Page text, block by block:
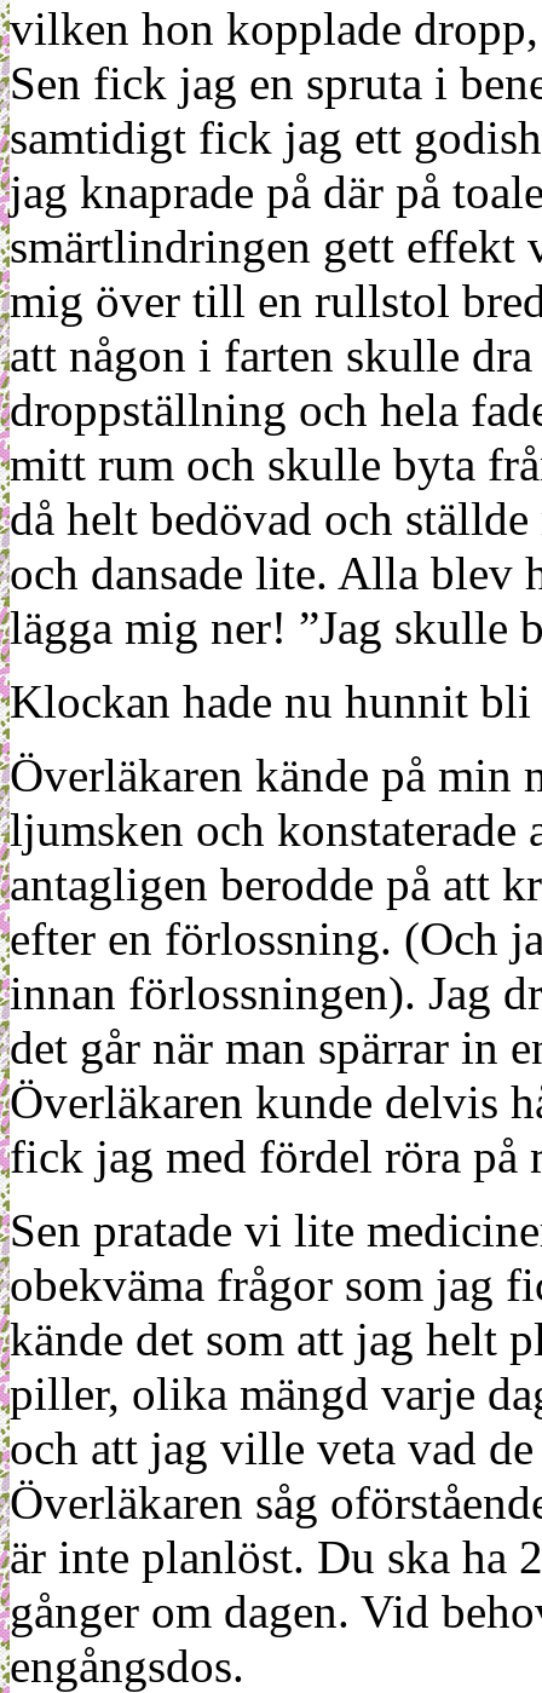
vilken hon kopplade
Sen fick jag en spruta i
samtidigt fick jag ett
jag knaprade på där på
smärtlindringen gett effekt
mig över till en rullstol
att någon i farten skulle
droppställning och hela
mitt rum och skulle byta
då helt bedövad och
och dansade lite. Alla blev
lägga mig ner! ”Jag skulle
Klockan hade nu hunnit
Överläkaren kände på min
ljumsken och konstaterade
antagligen berodde på att
efter en förlossning. (Och
innan förlossningen). Jag
det går när man spärrar in
Överläkaren kunde delvis
fick jag med fördel röra på
Sen pratade vi lite
obekväma frågor som jag
kände det som att jag helt
piller, olika mängd varje
och att jag ville veta vad
Överläkaren såg
är inte planlöst. Du ska ha
gånger om dagen. Vid
engångsdos.